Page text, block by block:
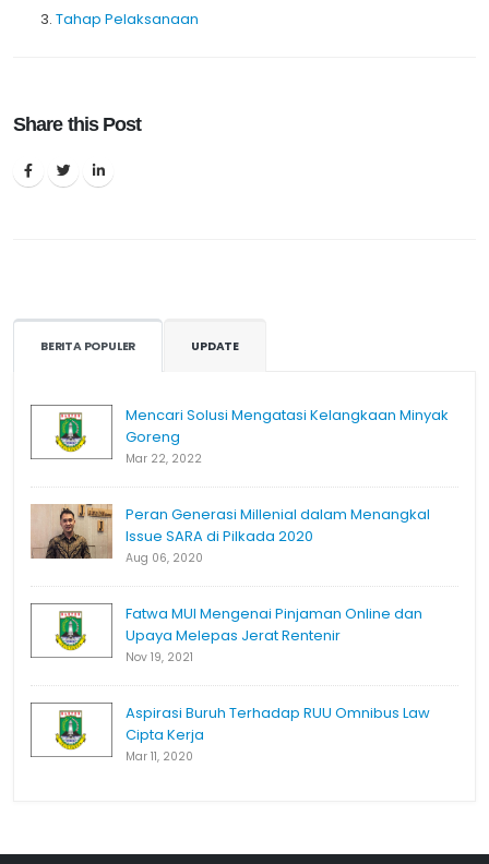
3. Tahap Pelaksanaan
Share this Post
BERITA POPULER UPDATE
Mencari Solusi Mengatasi Kelangkaan Minyak
Goreng
Mar 22, 2022
Peran Generasi Millenial dalam Menangkal
Issue SARA di Pilkada 2020
Aug 06, 2020
Fatwa MUI Mengenai Pinjaman Online dan
Upaya Melepas Jerat Rentenir
Nov 19, 2021
Aspirasi Buruh Terhadap RUU Omnibus Law
Cipta Kerja
Mar 11, 2020